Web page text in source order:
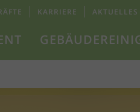
KARRIERE AKTUELLES